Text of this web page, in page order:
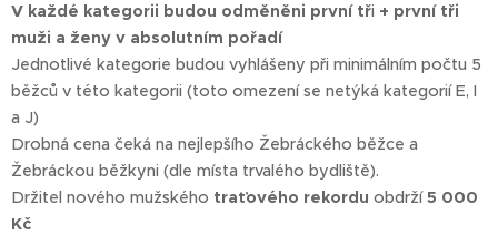
V každé kategorii budou odměněni první tři + první tři
muži a ženy v absolutním pořadí
Jednotlivé kategorie budou vyhlášeny při minimálním počtu 5
běžců v této kategorii (toto omezení se netýká kategorií E, I
a J)
Drobná cena čeká na nejlepšího Žebráckého běžce a
Žebráckou běžkyni (dle místa trvalého bydliště).
Držitel nového mužského traťového rekordu obdrží5 000
Kč